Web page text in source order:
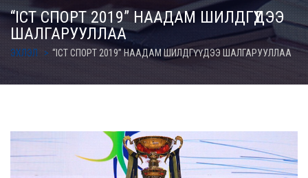
“ICT СПОРТ 2019” НААДАМ ШИЛДГҮҮДЭЭ
ШАЛГАРУУЛЛАА
ЭХЛЭЛ “ICT СПОРТ 2019” НААДАМ ШИЛДГҮҮДЭЭ ШАЛГАРУУЛЛАА